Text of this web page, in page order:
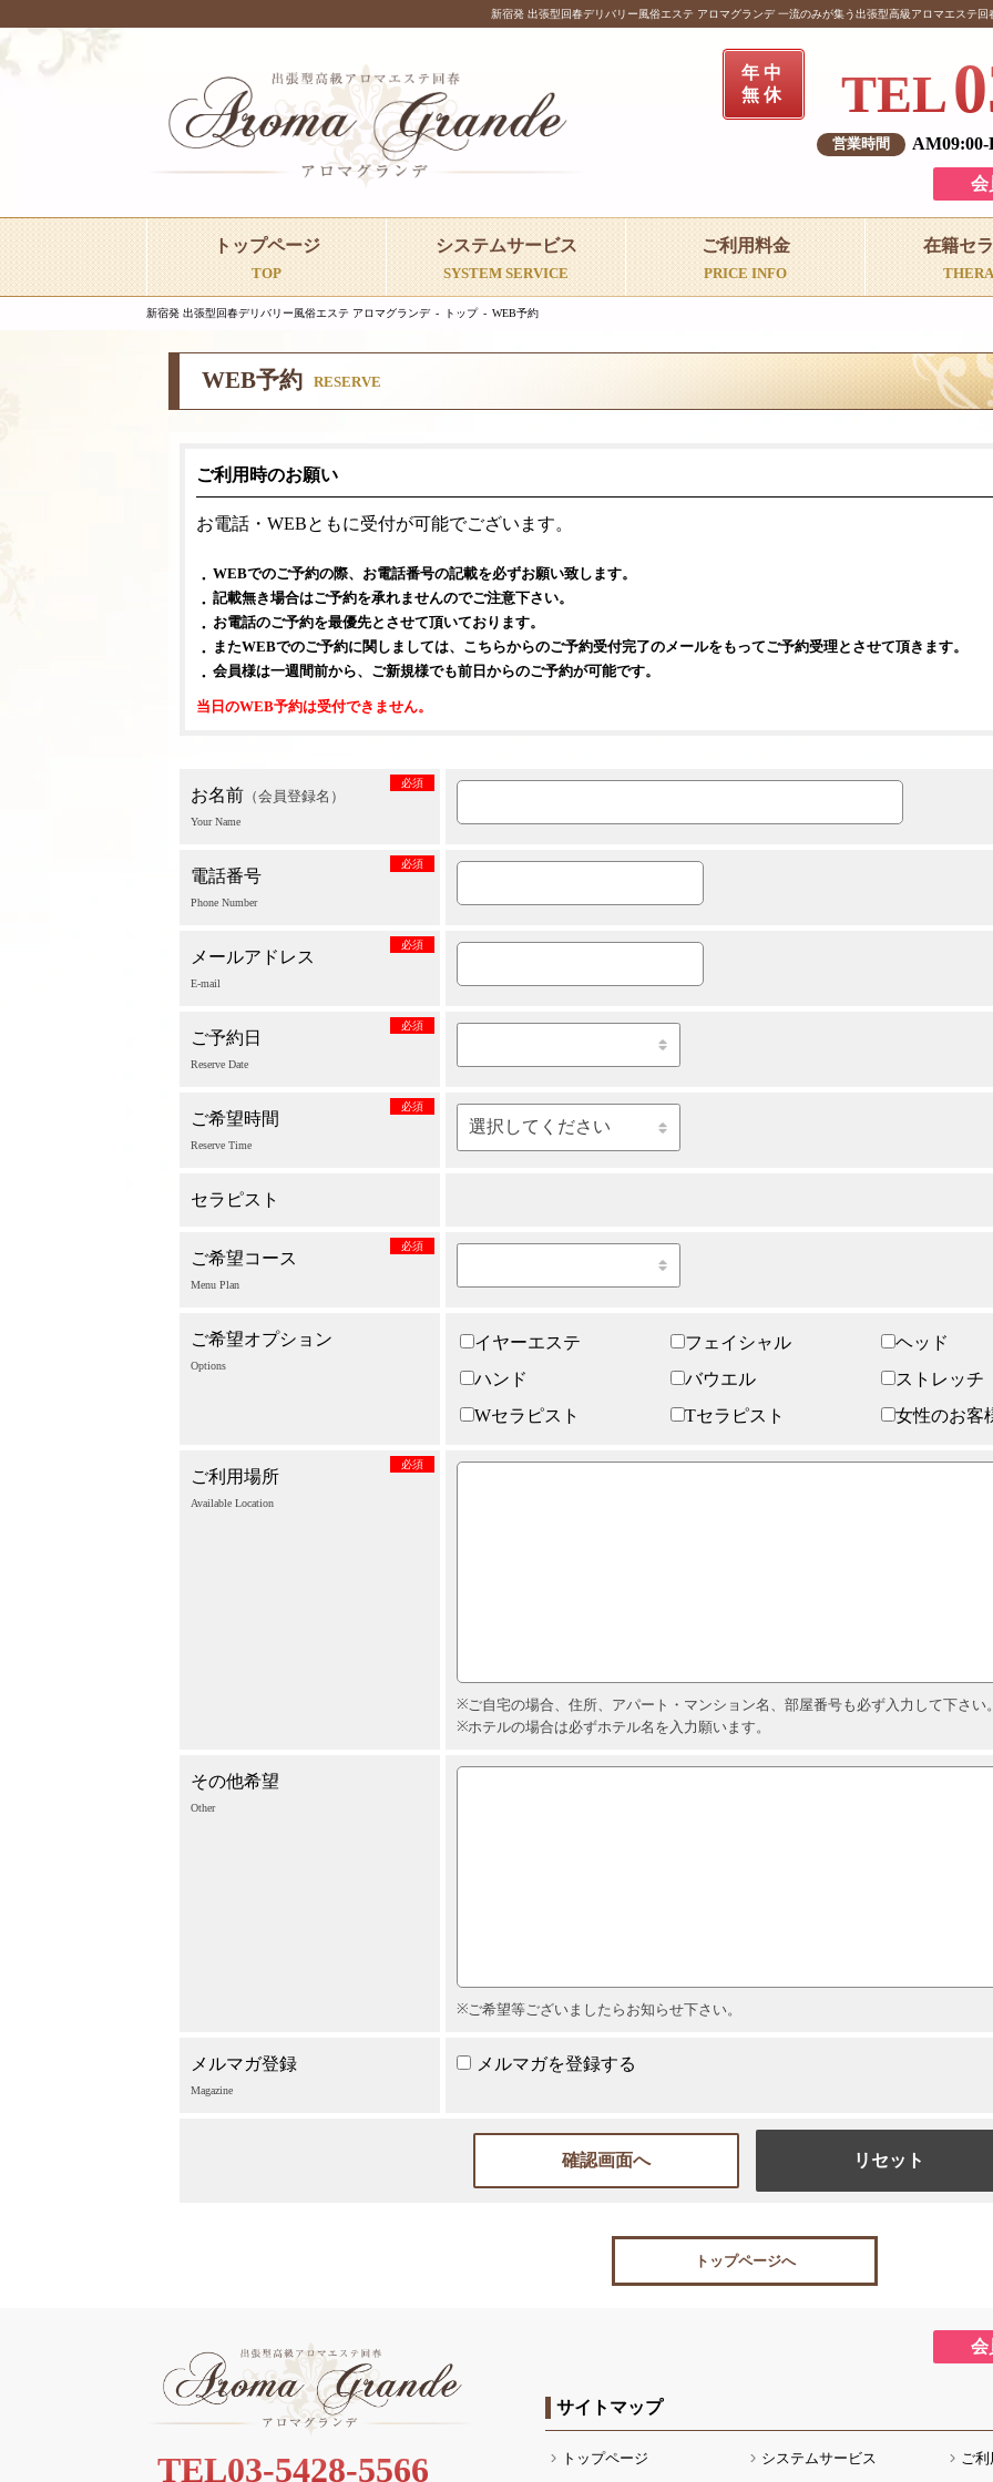
新宿発 出張型回春デリバリー風俗エステ アロマグランデ 一流のみが集う出張型高級アロマエステ回
年中
無休
TEL
会
トップページ
TOP
システムサービス
SYSTEM SERVICE
ご利用料金
PRICE INFO
在籍セ
新宿発 出張型回春デリバリー風俗エステ アロマグランデ トップ WEB予約
WEB予約 RESERVE
ご利用時のお願い
お電話・WEBともに受付が可能でございます。
WEBでのご予約の際、お電話番号の記載を必ずお願い致します。
記載無き場合はご予約を承れませんのでご注意下さい。
お電話のご予約を最優先とさせて頂いております。
またWEBでのご予約に関しましては、こちらからのご予約受付完了のメールをもってご予約受理とさせて頂きます。
会員様は一週間前から、ご新規様でも前日からのご予約が可能です。
当日のWEB予約は受付できません。
お名前 （会員登録名）
必須
Your Name
電話番号
必須
Phone Number
メールアドレス
必須
E-mail
ご予約日
必須
Reserve Date
ご希望時間
必須
Reserve Time
セラピスト
ご希望コース
必須
Menu Plan
ご希望オプション
Options
イヤーエステ フェイシャル
ヘッド
ハンド
バウエル
ストレッチ
Wセラピスト
Tセラピスト 女性のお客
ご利用場所
必須
Available Location
ご自宅の場合、住所、アパート・マンション名、部屋番号も必ず入力して下さい
ホテルの場合は必ずホテル名を入力願います。
その他希望
Other
ご希望等ございましたらお知らせ下さい。
メルマガ登録
Magazine
メルマガを登録する
トップページへ
TEL03-5428-5566
会
サイトマップ
トップページ システムサービス ご